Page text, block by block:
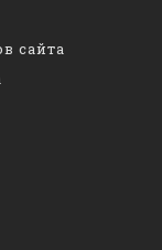
сайта